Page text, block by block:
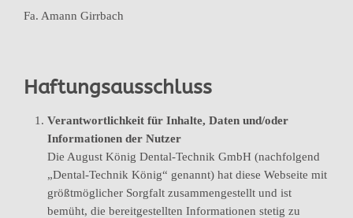
Fa. Amann Girrbach
Haftungsausschluss
Verantwortlichkeit für Inhalte, Daten und/oder
Informationen der Nutzer
Die August König Dental-Technik GmbH (nachfolgend
„Dental-Technik König“ genannt) hat diese Webseite mit
größtmöglicher Sorgfalt zusammengestellt und ist
bemüht, die bereitgestellten Informationen stetig zu